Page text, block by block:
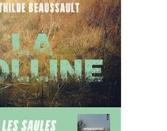
LIRE LA SUITE